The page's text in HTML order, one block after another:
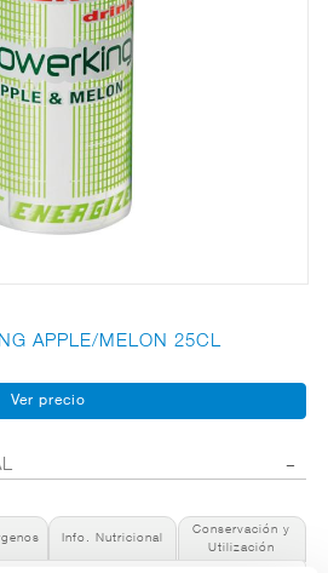
APPLE/MELON 25CL
Info. Nutricional
Conservación y
Utilización